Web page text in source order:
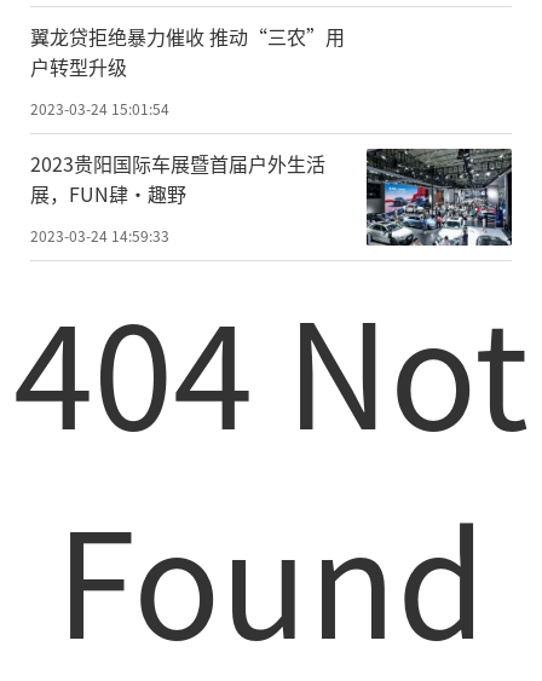
翼龙贷拒绝暴力催收 推动“三农”用
户转型升级
2023-03-24 15:01:54
2023贵阳国际车展暨首届户外生活
展，FUN肆•趣野
2023-03-24 14:59:33
404 Not
Found